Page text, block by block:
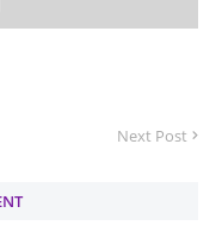
Next Post